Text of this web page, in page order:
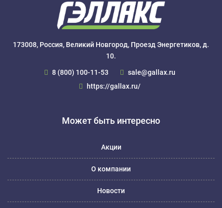
173008, Россия, Великий Новгород, Проезд Энергетиков, д.
10.
8 (800) 100-11-53
sale@gallax.ru
https://gallax.ru/
Может быть интересно
Акции
О компании
Новости